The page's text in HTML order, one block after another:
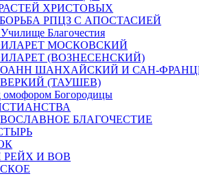
ХРИСТОВЫХ
РПЦЗ С АПОСТАСИЕЙ
Училище Благочестия
МОСКОВСКИЙ
(ВОЗНЕСЕНСКИЙ)
ШАНХАЙСКИЙ И САН-
(ТАУШЕВ)
омофором Богородицы
БЛАГОЧЕСТИЕ
РЕЙХ И ВОВ